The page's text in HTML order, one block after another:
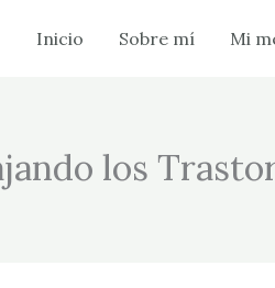
Inicio Sobre mí Mi
los